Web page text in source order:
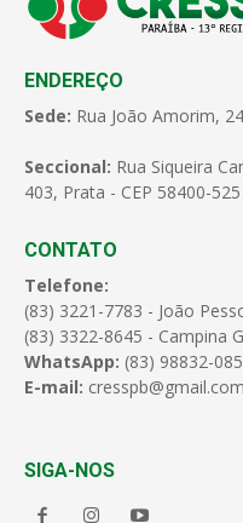
ENDEREÇO
Sede: Rua João Amorim,
Seccional: Rua Siqueira
403, Prata - CEP 58400-
CONTATO
Telefone:
(83) 3221-7783 - João
(83) 3322-8645 - Campina
WhatsApp: (83) 98832-
E-mail: cresspb@gmail.com
SIGA-NOS